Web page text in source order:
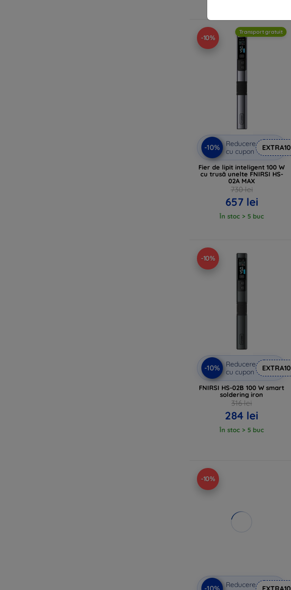
-10%
Transport gratuit
-10%
Reducere
cu cupon
EXTRA10
Fier de lipit inteligent 100 W
cu trusă unelte FNIRSI HS-
02A MAX
730 lei
657 lei
În stoc > 5 buc
-10%
-10%
Reducere
cu cupon
EXTRA10
FNIRSI HS-02B 100 W smart
soldering iron
316 lei
284 lei
În stoc > 5 buc
-10%
Reducere